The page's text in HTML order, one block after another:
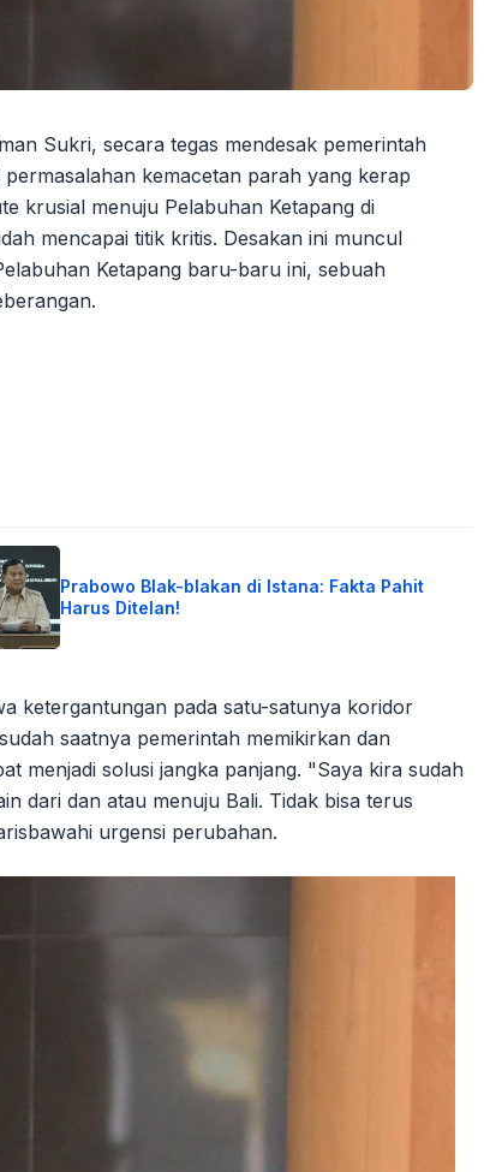
Sukri, secara tegas mendesak pemerintah
kemacetan parah yang kerap
krusial menuju Pelabuhan Ketapang di
mencapai titik kritis. Desakan ini muncul
Ketapang baru-baru ini, sebuah
Prabowo Blak-blakan di Istana: Fakta Pahit
Harus Ditelan!
ketergantungan pada satu-satunya koridor
saatnya pemerintah memikirkan dan
menjadi solusi jangka panjang. "Saya kira sudah
dari dan atau menuju Bali. Tidak bisa terus
urgensi perubahan.